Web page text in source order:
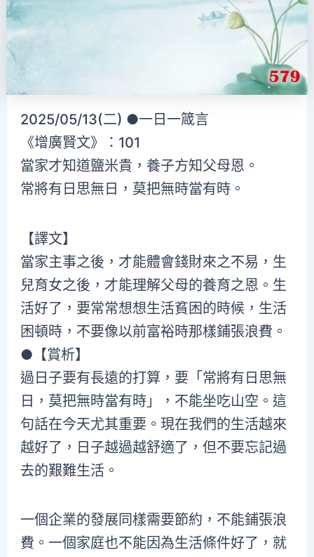
2025/05/13(二) ●一日一箴言
《增廣賢文》：101
當家才知道鹽米貴，養子方知父母恩。
常將有日思無日，莫把無時當有時。
【譯文】
當家主事之後，才能體會錢財來之不易，生
兒育女之後，才能理解父母的養育之恩。生
活好了，要常常想想生活貧困的時候，生活
困頓時，不要像以前富裕時那樣鋪張浪費。
●【賞析】
過日子要有長遠的打算，要「常將有日思無
日，莫把無時當有時」，不能坐吃山空。這
句話在今天尤其重要。現在我們的生活越來
越好了，日子越過越舒適了，但不要忘記過
去的艱難生活。
一個企業的發展同樣需要節約，不能鋪張浪
費。一個家庭也不能因為生活條件好了，就